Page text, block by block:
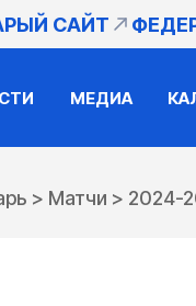
САЙТ
МЕДИА
> Матчи > 2024-